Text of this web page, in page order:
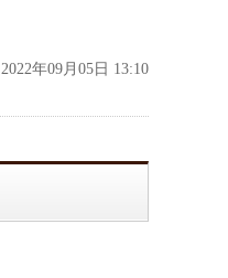
2022年09月05日 13:10